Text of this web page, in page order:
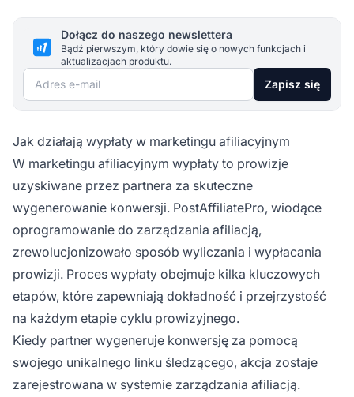
Dołącz do naszego newslettera
Bądź pierwszym, który dowie się o nowych funkcjach i
aktualizacjach produktu.
Adres e-mail Zapisz się
Jak działają wypłaty w marketingu afiliacyjnym
W marketingu afiliacyjnym wypłaty to prowizje
uzyskiwane przez partnera za skuteczne
wygenerowanie konwersji. PostAffiliatePro, wiodące
oprogramowanie do zarządzania afiliacją,
zrewolucjonizowało sposób wyliczania i wypłacania
prowizji. Proces wypłaty obejmuje kilka kluczowych
etapów, które zapewniają dokładność i przejrzystość
na każdym etapie cyklu prowizyjnego.
Kiedy partner wygeneruje konwersję za pomocą
swojego unikalnego linku śledzącego, akcja zostaje
zarejestrowana w systemie zarządzania afiliacją.